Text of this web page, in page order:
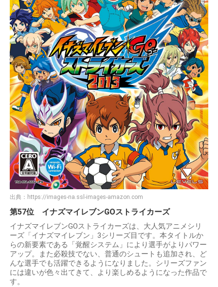
出典： https://images-na.ssl-images-amazon.com
第57位 イナズマイレブンGOストライカーズ
イナズマイレブンGOストライカーズは、大人気アニメシリ
ーズ「イナズマイレブン」3シリーズ目です。本タイトルか
らの新要素である「覚醒システム」により選手がよりパワー
アップ。また必殺技でない、普通のシュートも追加され、ど
んな選手でも活躍できるようになりました。シリーズファン
には違いが色々出てきて、より楽しめるようになった作品で
す。